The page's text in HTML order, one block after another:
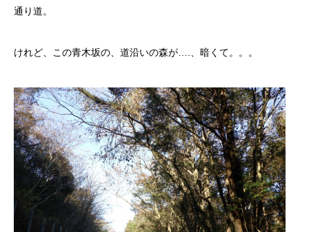
通り道。
けれど、この青木坂の、道沿いの森が….、暗くて。。。